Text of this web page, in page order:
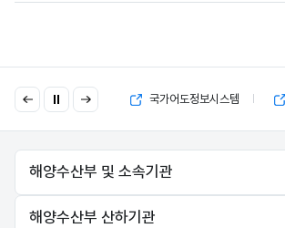
이
다
국고보조금 부정수급 제보 국가어도정보시스템
해양수산부 및 소속기관
해양수산부 산하기관